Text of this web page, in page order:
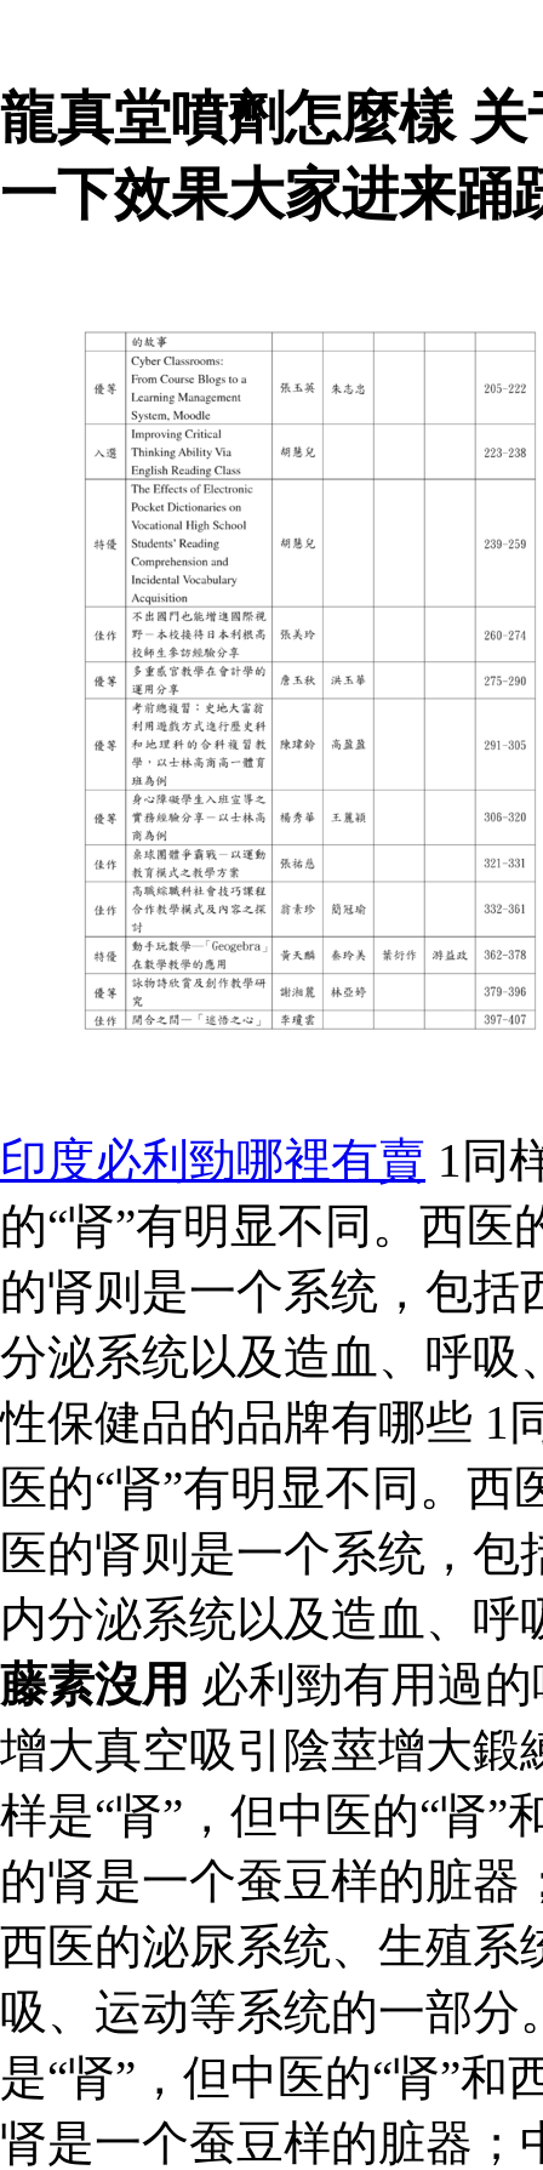
龍真堂噴劑怎麼樣
一下效果大家进来踊
印度必利勁哪裡有賣 1同
的“肾”有明显不同。西
的肾则是一个系统，包
分泌系统以及造血、呼吸
性保健品的品牌有哪些 1
医的“肾”有明显不同。
医的肾则是一个系统，
内分泌系统以及造血、
藤素沒用 必利勁有用過
增大真空吸引陰莖增大
样是“肾”，但中医的“肾”
的肾是一个蚕豆样的脏
西医的泌尿系统、生殖系
吸、运动等系统的一部分
是“肾”，但中医的“肾”和
肾是一个蚕豆样的脏器；